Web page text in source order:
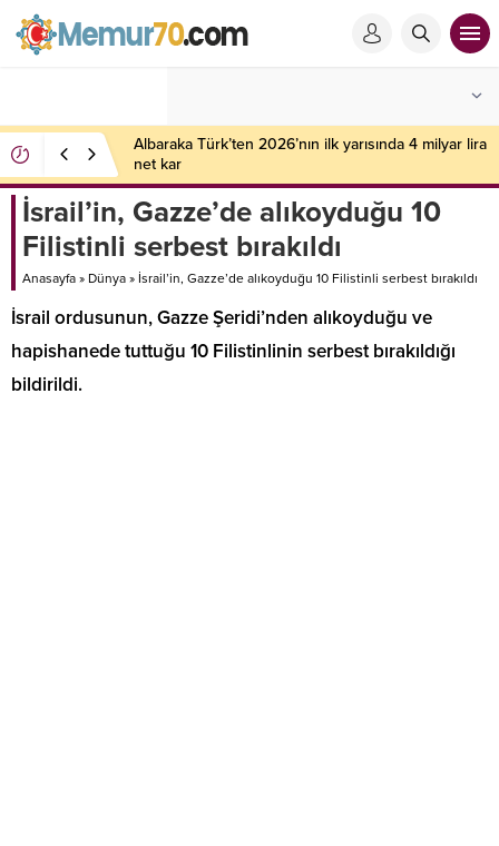
Albaraka Türk’ten 2026’nın ilk yarısında 4 milyar lira
net kar
İsrail’in, Gazze’de alıkoyduğu 10
Filistinli serbest bırakıldı
Anasayfa » Dünya » İsrail’in, Gazze’de alıkoyduğu 10 Filistinli serbest bırakıldı
İsrail ordusunun, Gazze Şeridi’nden alıkoyduğu ve
hapishanede tuttuğu 10 Filistinlinin serbest bırakıldığı
bildirildi.